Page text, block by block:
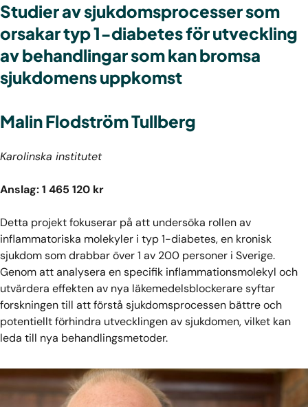
Studier av sjukdomsprocesser som
orsakar typ 1-diabetes för utveckling
av behandlingar som kan bromsa
sjukdomens uppkomst
Malin Flodström Tullberg
Karolinska institutet
Anslag: 1 465 120 kr
Detta projekt fokuserar på att undersöka rollen av
inflammatoriska molekyler i typ 1-diabetes, en kronisk
sjukdom som drabbar över 1 av 200 personer i Sverige.
Genom att analysera en specifik inflammationsmolekyl och
utvärdera effekten av nya läkemedelsblockerare syftar
forskningen till att förstå sjukdomsprocessen bättre och
potentiellt förhindra utvecklingen av sjukdomen, vilket kan
leda till nya behandlingsmetoder.